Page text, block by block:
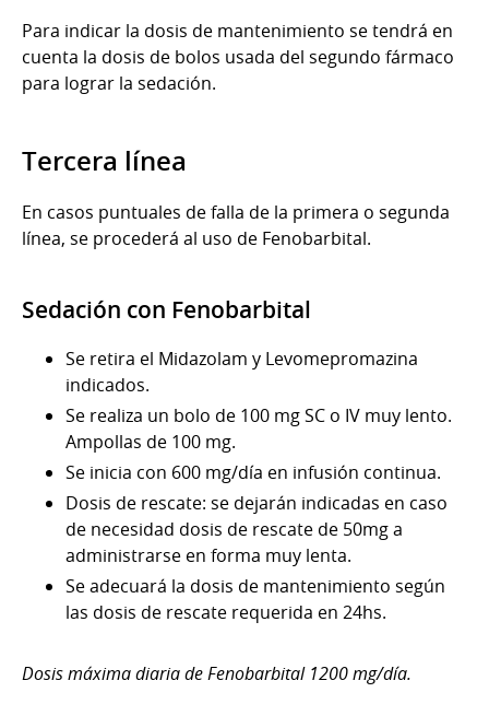
Para indicar la dosis de mantenimiento se tendrá en
cuenta la dosis de bolos usada del segundo fármaco
para lograr la sedación.
Tercera línea
En casos puntuales de falla de la primera o segunda
línea, se procederá al uso de Fenobarbital.
Sedación con Fenobarbital
Se retira el Midazolam y Levomepromazina
indicados.
Se realiza un bolo de 100 mg SC o IV muy lento.
Ampollas de 100 mg.
Se inicia con 600 mg/día en infusión continua.
Dosis de rescate: se dejarán indicadas en caso
de necesidad dosis de rescate de 50mg a
administrarse en forma muy lenta.
Se adecuará la dosis de mantenimiento según
las dosis de rescate requerida en 24hs.
Dosis máxima diaria de Fenobarbital 1200 mg/día.